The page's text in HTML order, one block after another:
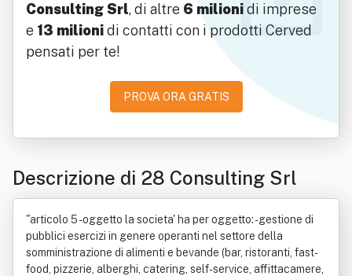
Consulting Srl, di altre 6 milionidi imprese
e 13 milionidi contatti con i prodotti Cerved
pensati per te!
PROVA ORA GRATIS
Descrizione di 28 Consulting Srl
"articolo 5 - oggetto la societa' ha per oggetto: - gestione di
pubblici esercizi in genere operanti nel settore della
somministrazione di alimenti e bevande (bar, ristoranti, fast-
food, pizzerie, alberghi, catering, self-service, affittacamere,